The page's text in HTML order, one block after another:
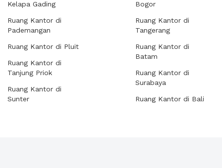
Kelapa Gading
Ruang Kantor di
Pademangan
Ruang Kantor di Pluit
Ruang Kantor di
Tanjung Priok
Ruang Kantor di
Sunter
Bogor
Ruang Kantor di
Tangerang
Ruang Kantor di
Batam
Ruang Kantor di
Surabaya
Ruang Kantor di Bali